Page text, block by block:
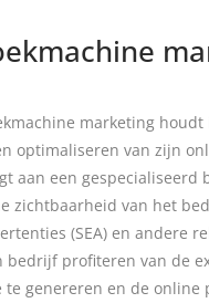
marketing
optimaliseren van zijn
aan een
zichtbaarheid van het
(SEA) en andere
bedrijf profiteren van de
te genereren en de online